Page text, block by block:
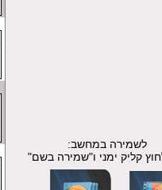
במחשב:
קליק ימני ו"שמירה בשם"